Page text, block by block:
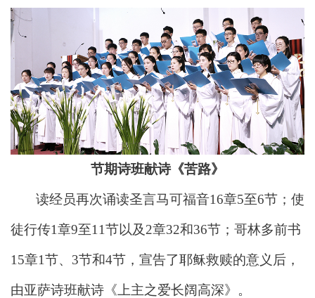
节期诗班献诗《苦路》
读经员再次诵读圣言马可福音16章5至6节；使
徒行传1章9至11节以及2章32和36节；哥林多前书
15章1节、3节和4节，宣告了耶稣救赎的意义后，
由亚萨诗班献诗《上主之爱长阔高深》。